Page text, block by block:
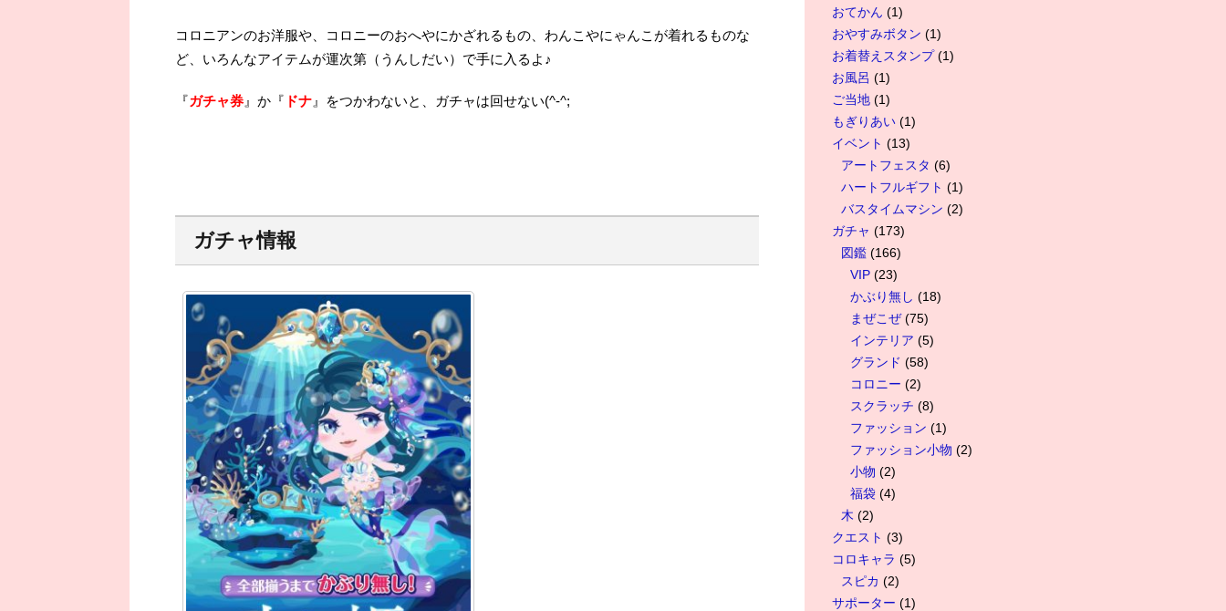
コロニアンのお洋服や、コロニーのおへやにかざれるもの、わんこやにゃんこが着れるものな
ど、いろんなアイテムが運次第（うんしだい）で手に入るよ♪
『ガチャ券 』か『 ドナ 』をつかわないと、ガチャは回せない(^-^;
ガチャ情報
おてかん (1)
おやすみボタン (1)
お着替えスタンプ(1)
お風呂 (1)
ご当地 (1)
もぎりあい (1)
イベント (13)
アートフェスタ (6)
ハートフルギフト (1)
バスタイムマシン (2)
ガチャ (173)
図鑑 (166)
VIP (23)
かぶり無し (18)
まぜこぜ(75)
インテリア (5)
グランド (58)
コロニー (2)
スクラッチ (8)
ファッション (1)
ファッション小物 (2)
小物 (2)
福袋 (4)
木 (2)
クエスト (3)
コロキャラ (5)
スピカ (2)
サポーター (1)